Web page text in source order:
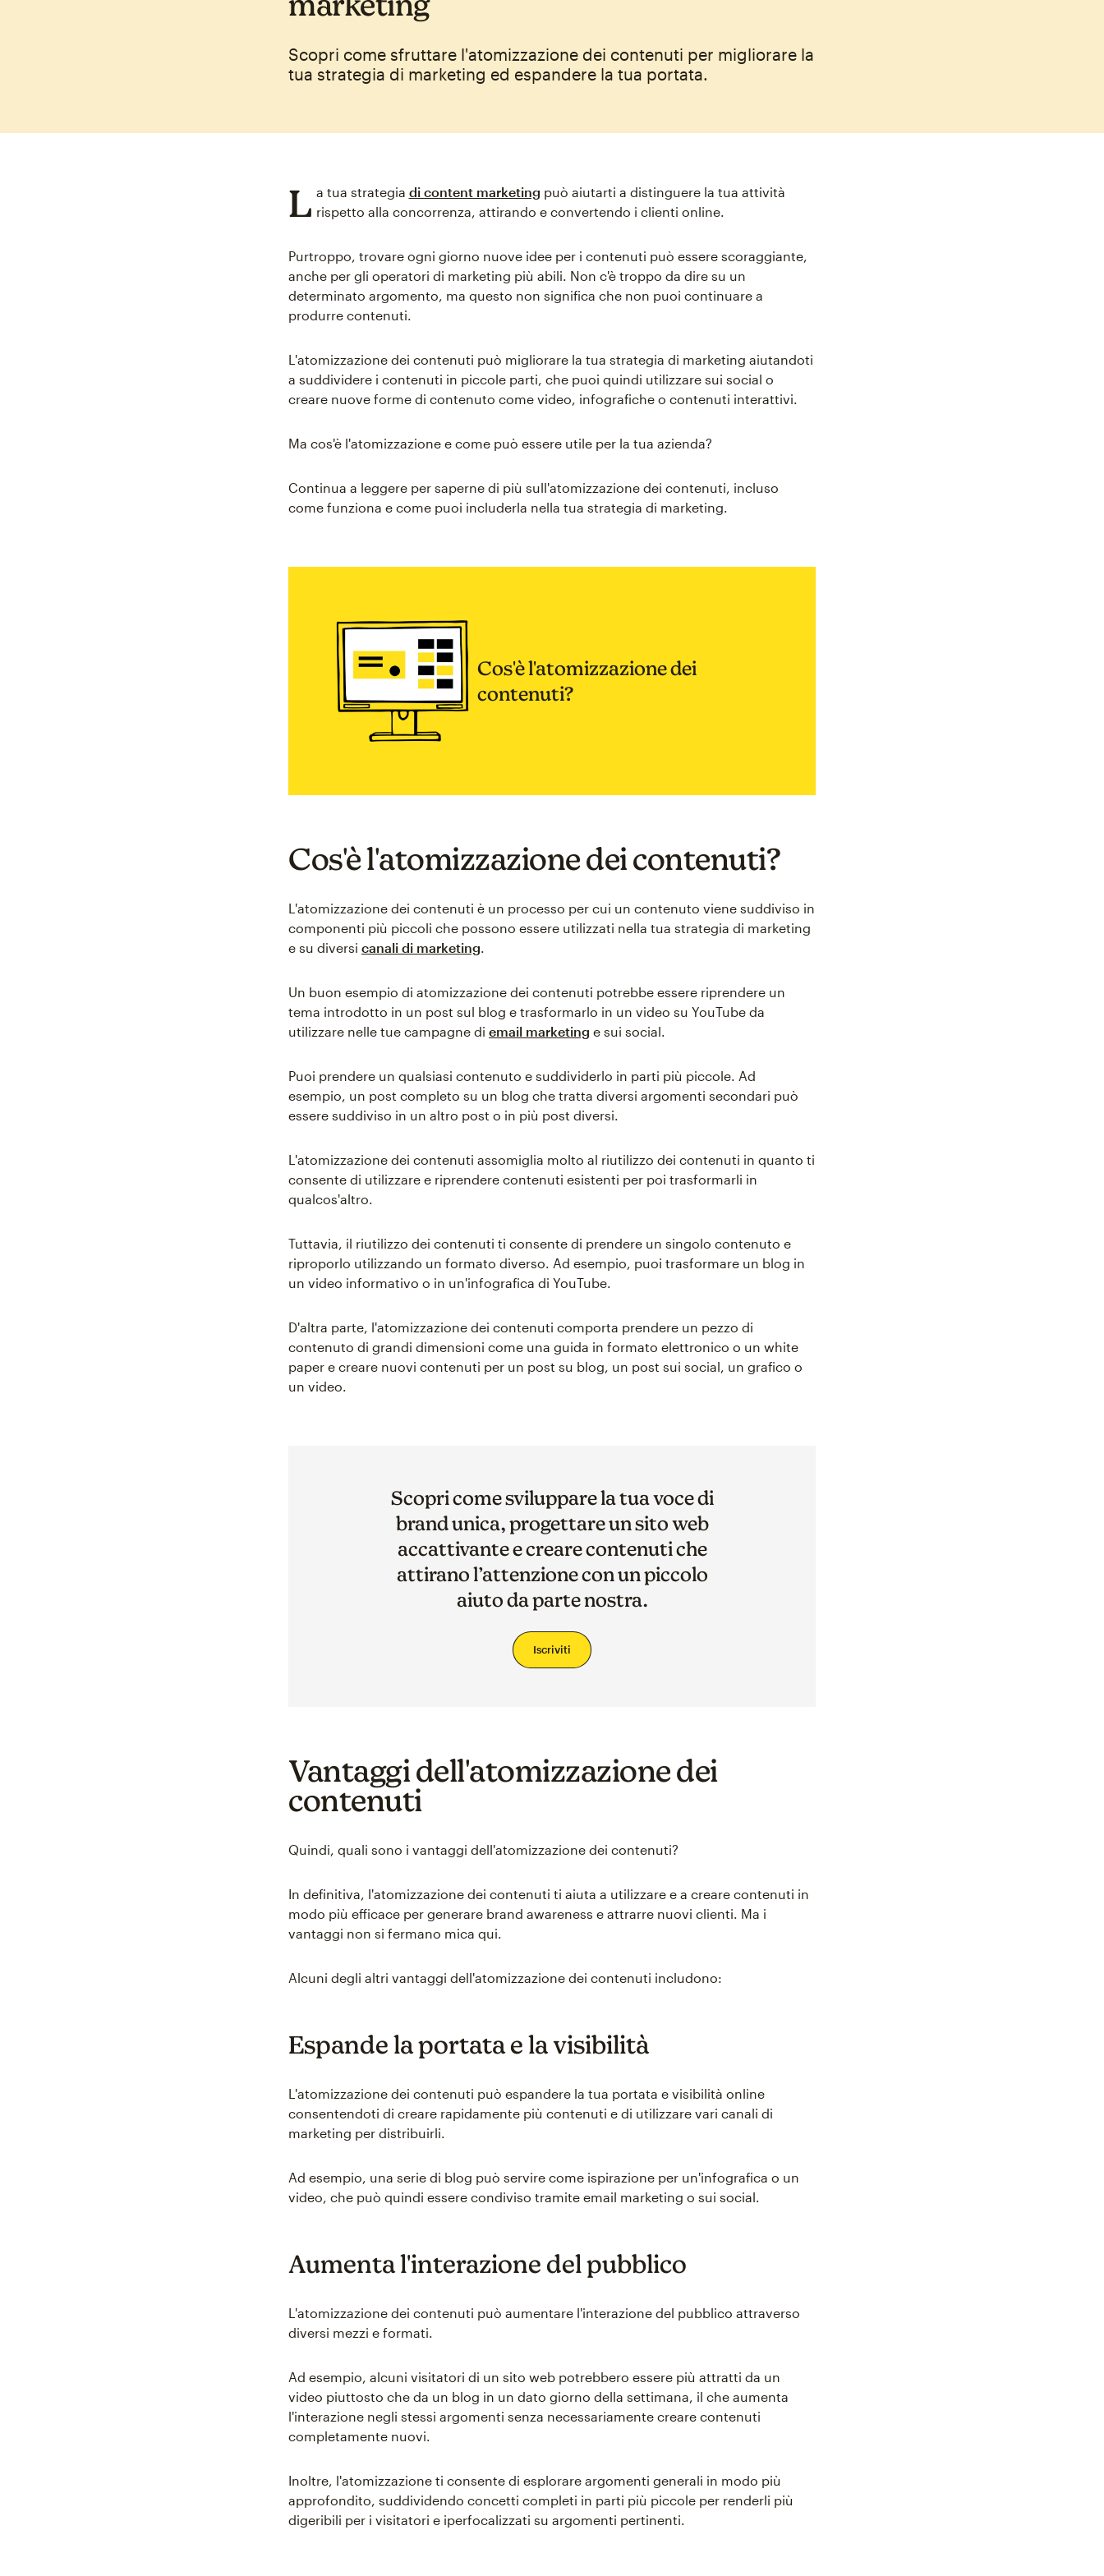
Scopri come sfruttare l'atomizzazione dei contenuti per migliorare la
tua strategia di marketing ed espandere la tua portata.
L a tua strategia di content marketing può aiutarti a distinguere la tua attività
rispetto alla concorrenza, attirando e convertendo i clienti online.
Purtroppo, trovare ogni giorno nuove idee per i contenuti può essere scoraggiante,
anche per gli operatori di marketing più abili. Non c'è troppo da dire su un
determinato argomento, ma questo non significa che non puoi continuare a
produrre contenuti.
L'atomizzazione dei contenuti può migliorare la tua strategia di marketing aiutandoti
a suddividere i contenuti in piccole parti, che puoi quindi utilizzare sui social o
creare nuove forme di contenuto come video, infografiche o contenuti interattivi.
Ma cos'è l'atomizzazione e come può essere utile per la tua azienda?
Continua a leggere per saperne di più sull'atomizzazione dei contenuti, incluso
come funziona e come puoi includerla nella tua strategia di marketing.
Cos'è l'atomizzazione dei
contenuti?
Cos'è l'atomizzazione dei contenuti?
L'atomizzazione dei contenuti è un processo per cui un contenuto viene suddiviso in
componenti più piccoli che possono essere utilizzati nella tua strategia di marketing
e su diversi canali di marketing.
Un buon esempio di atomizzazione dei contenuti potrebbe essere riprendere un
tema introdotto in un post sul blog e trasformarlo in un video su YouTube da
utilizzare nelle tue campagne di email marketing e sui social.
Puoi prendere un qualsiasi contenuto e suddividerlo in parti più piccole. Ad
esempio, un post completo su un blog che tratta diversi argomenti secondari può
essere suddiviso in un altro post o in più post diversi.
L'atomizzazione dei contenuti assomiglia molto al riutilizzo dei contenuti in quanto ti
consente di utilizzare e riprendere contenuti esistenti per poi trasformarli in
qualcos'altro.
Tuttavia, il riutilizzo dei contenuti ti consente di prendere un singolo contenuto e
riproporlo utilizzando un formato diverso. Ad esempio, puoi trasformare un blog in
un video informativo o in un'infografica di YouTube.
D'altra parte, l'atomizzazione dei contenuti comporta prendere un pezzo di
contenuto di grandi dimensioni come una guida in formato elettronico o un white
paper e creare nuovi contenuti per un post su blog, un post sui social, un grafico o
un video.
Scopri come sviluppare la tua voce di
brand unica, progettare un sito web
accattivante e creare contenuti che
attirano l’attenzione con un piccolo
aiuto da parte nostra.
Iscriviti
Vantaggi dell'atomizzazione dei
contenuti
Quindi, quali sono i vantaggi dell'atomizzazione dei contenuti?
In definitiva, l'atomizzazione dei contenuti ti aiuta a utilizzare e a creare contenuti in
modo più efficace per generare brand awareness e attrarre nuovi clienti. Ma i
vantaggi non si fermano mica qui.
Alcuni degli altri vantaggi dell'atomizzazione dei contenuti includono:
Espande la portata e la visibilità
L'atomizzazione dei contenuti può espandere la tua portata e visibilità online
consentendoti di creare rapidamente più contenuti e di utilizzare vari canali di
marketing per distribuirli.
Ad esempio, una serie di blog può servire come ispirazione per un'infografica o un
video, che può quindi essere condiviso tramite email marketing o sui social.
Aumenta l'interazione del pubblico
L'atomizzazione dei contenuti può aumentare l'interazione del pubblico attraverso
diversi mezzi e formati.
Ad esempio, alcuni visitatori di un sito web potrebbero essere più attratti da un
video piuttosto che da un blog in un dato giorno della settimana, il che aumenta
l'interazione negli stessi argomenti senza necessariamente creare contenuti
completamente nuovi.
Inoltre, l'atomizzazione ti consente di esplorare argomenti generali in modo più
approfondito, suddividendo concetti completi in parti più piccole per renderli più
digeribili per i visitatori e iperfocalizzati su argomenti pertinenti.